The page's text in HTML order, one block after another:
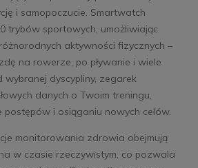
i samopoczucie. Smartwatch
trybów sportowych, umożliwiając
aktywności fizycznych –
na rowerze, po pływanie i wiele
wybranej dyscypliny, zegarek
danych o Twoim treningu,
postępów i osiąganiu nowych celów.
monitorowania zdrowia obejmują
w czasie rzeczywistym, co pozwala